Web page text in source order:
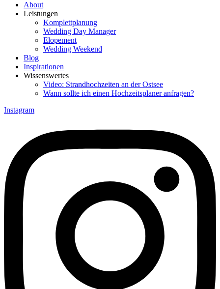
About
Leistungen
Komplettplanung
Wedding Day Manager
Elopement
Wedding Weekend
Blog
Inspirationen
Wissenswertes
Video: Strandhochzeiten an der Ostsee
Wann sollte ich einen Hochzeitsplaner anfragen?
Instagram